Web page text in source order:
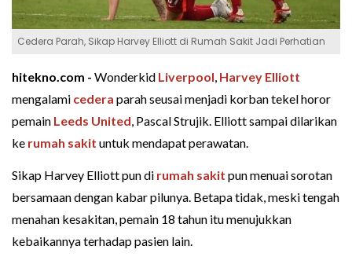
Cedera Parah, Sikap Harvey Elliott di Rumah Sakit Jadi Perhatian
hitekno.com - Wonderkid Liverpool, Harvey Elliott
mengalami cedera parah seusai menjadi korban tekel horor
pemain Leeds United, Pascal Strujik. Elliott sampai dilarikan
ke rumah sakit untuk mendapat perawatan.
Sikap Harvey Elliott pun di rumah sakit pun menuai sorotan
bersamaan dengan kabar pilunya. Betapa tidak, meski tengah
menahan kesakitan, pemain 18 tahun itu menujukkan
kebaikannya terhadap pasien lain.